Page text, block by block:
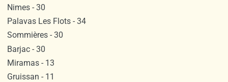
Nimes - 30
Palavas Les Flots - 34
Sommières - 30
Barjac - 30
Miramas - 13
Gruissan - 11